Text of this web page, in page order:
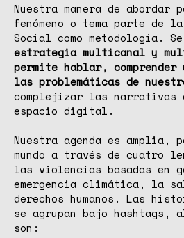
Nuestra manera de abordar
fenómeno o tema parte de
Social como metodología.
estrategia multicanal y
permite hablar,
las problemáticas de
complejizar las narrativas
espacio digital.
Nuestra agenda es amplia,
mundo a través de cuatro
las violencias basadas en
emergencia climática, la
derechos humanos. Las
se agrupan bajo hashtags,
son: